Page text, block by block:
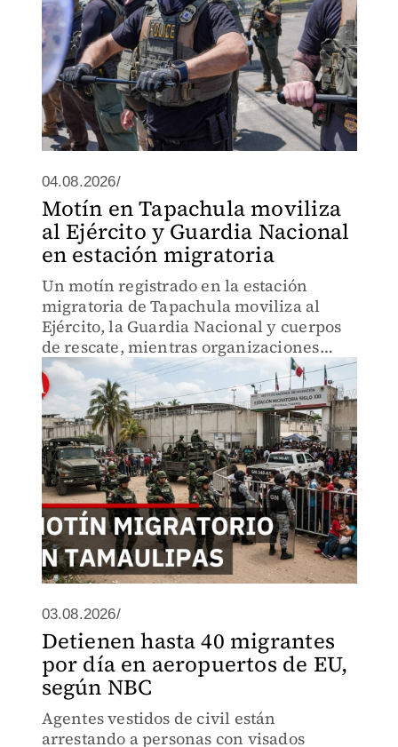
04.08.2026/
Motín en Tapachula moviliza
al Ejército y Guardia Nacional
en estación migratoria
Un motín registrado en la estación
migratoria de Tapachula moviliza al
Ejército, la Guardia Nacional y cuerpos
de rescate, mientras organizaciones
denuncian presuntas irregularidades en
la atención a personas migrantes.
03.08.2026/
Detienen hasta 40 migrantes
por día en aeropuertos de EU,
según NBC
Agentes vestidos de civil están
arrestando a personas con visados